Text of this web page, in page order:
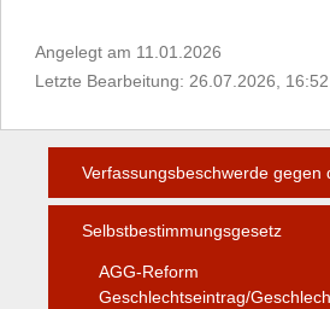
Angelegt am 11.01.2026
Letzte Bearbeitung: 26.07.2026, 16:52
Verfassungsbeschwerde gegen
Selbstbestimmungsgesetz
AGG-Reform
Geschlechtseintrag/